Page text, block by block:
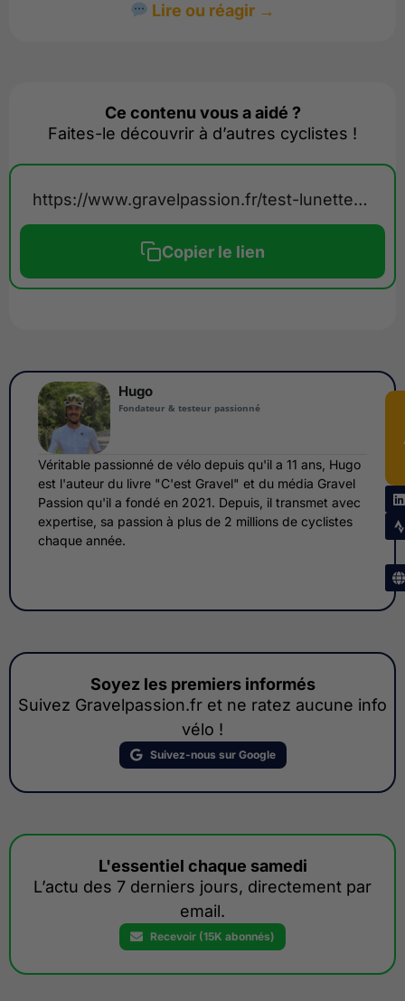
Lire ou réagir →
Ce contenu vous a aidé ?
Faites-le découvrir à d’autres cyclistes !
https://www.gravelpassion.fr/test-lunettes-chamelo/
Copier le lien
Hugo
Fondateur & testeur passionné
Véritable passionné de vélo depuis qu'il a 11 ans, Hugo
est l'auteur du livre "C'est Gravel" et du média Gravel
Passion qu'il a fondé en 2021. Depuis, il transmet avec
expertise, sa passion à plus de 2 millions de cyclistes
chaque année.
Soyez les premiers informés
Suivez Gravelpassion.fr et ne ratez aucune info
vélo !
Suivez-nous sur Google
L'essentiel chaque samedi
L’actu des 7 derniers jours, directement par
email.
Recevoir (15K abonnés)